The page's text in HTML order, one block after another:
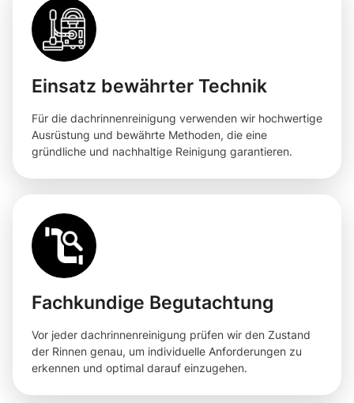
Einsatz bewährter Technik
Für die dachrinnenreinigung verwenden wir hochwertige
Ausrüstung und bewährte Methoden, die eine
gründliche und nachhaltige Reinigung garantieren.
Fachkundige Begutachtung
Vor jeder dachrinnenreinigung prüfen wir den Zustand
der Rinnen genau, um individuelle Anforderungen zu
erkennen und optimal darauf einzugehen.